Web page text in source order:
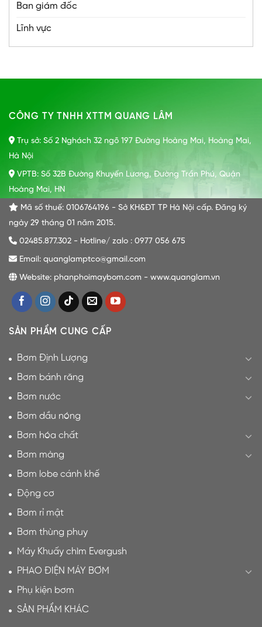
Ban giám đốc
Lĩnh vực
CÔNG TY TNHH XTTM QUANG LÂM
Trụ sở: Số 2 Nghách 32 ngõ 197 Đường Hoàng Mai, Hoàng Mai,
Hà Nội
VPTB: Số 32B Đường Khuyến Lương, Đường Trần Phú, Quận
Hoàng Mai, HN
Mã số thuế: 0106764196 - Sở KH&ĐT TP Hà Nội cấp. Đăng ký
ngày 29 tháng 01 năm 2015.
02485.877.302 - Hotline/ zalo : 0977 056 675
Email: quanglamptco@gmail.com
Website: phanphoimaybom.com - www.quanglam.vn
SẢN PHẨM CUNG CẤP
Bơm Định Lượng
Bơm bánh răng
Bơm nước
Bơm dầu nóng
Bơm hóa chất
Bơm màng
Bơm lobe cánh khế
Động cơ
Bơm rỉ mật
Bơm thùng phuy
Máy Khuấy chìm Evergush
PHAO ĐIỆN MÁY BƠM
Phụ kiện bơm
SẢN PHẨM KHÁC